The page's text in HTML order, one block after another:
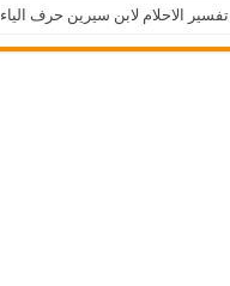
تفسير الاحلام لابن سيرين حرف الياء